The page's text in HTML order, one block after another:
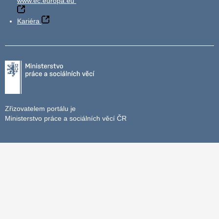
Kariéra
Zřizovatelem portálu je
Ministerstvo práce a sociálních věcí ČR